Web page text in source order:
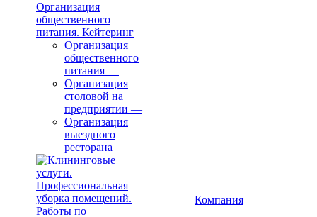
Организация
общественного
питания. Кейтеринг
Организация
общественного
питания —
Организация
столовой на
предприятии —
Организация
выездного
ресторана
Компания